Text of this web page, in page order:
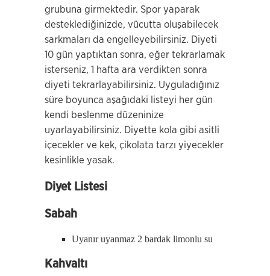
grubuna girmektedir. Spor yaparak
desteklediğinizde, vücutta oluşabilecek
sarkmaları da engelleyebilirsiniz. Diyeti
10 gün yaptıktan sonra, eğer tekrarlamak
isterseniz, 1 hafta ara verdikten sonra
diyeti tekrarlayabilirsiniz. Uyguladığınız
süre boyunca aşağıdaki listeyi her gün
kendi beslenme düzeninize
uyarlayabilirsiniz. Diyette kola gibi asitli
içecekler ve kek, çikolata tarzı yiyecekler
kesinlikle yasak.
Diyet Listesi
Sabah
Uyanır uyanmaz 2 bardak limonlu su
Kahvaltı